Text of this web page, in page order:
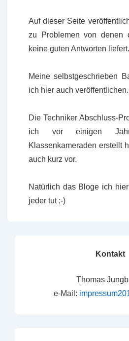
Auf dieser Seite
zu Problemen von denen
keine guten Antworten liefert.
Meine selbstgeschrieben
ich hier auch veröffentlichen.
Die Techniker Abschluss-
ich vor einigen
Klassenkameraden erstellt
auch kurz vor.
Natürlich das Bloge ich
jeder tut ;-)
Kontakt
Thomas
e-Mail: